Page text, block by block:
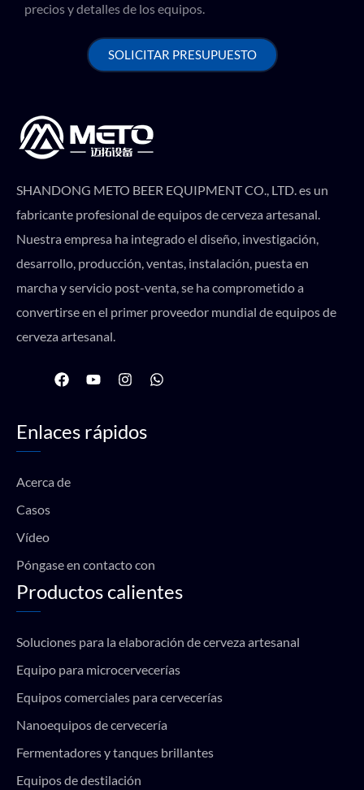
precios y detalles de los equipos.
SOLICITAR PRESUPUESTO
SHANDONG METO BEER EQUIPMENT CO., LTD. es un
fabricante profesional de equipos de cerveza artesanal.
Nuestra empresa ha integrado el diseño, investigación,
desarrollo, producción, ventas, instalación, puesta en
marcha y servicio post-venta, se ha comprometido a
convertirse en el primer proveedor mundial de equipos de
cerveza artesanal.
F
a
b
o
k
Y
o
u
b
I
n
a
g
W
h
Enlaces rápidos
Acerca de
Casos
Vídeo
Póngase en contacto con
Productos calientes
Soluciones para la elaboración de cerveza artesanal
Equipo para microcervecerías
Equipos comerciales para cervecerías
Nanoequipos de cervecería
Fermentadores y tanques brillantes
Equipos de destilación